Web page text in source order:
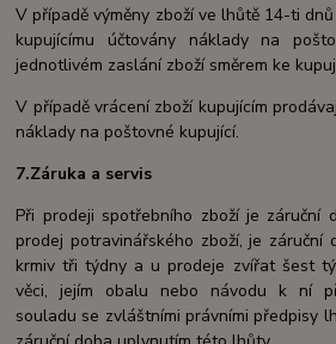
V případě výměny zboží ve lhůtě 14-ti
kupujícímu účtovány náklady na
jednotlivém zaslání zboží směrem ke
V případě vrácení zboží kupujícím
náklady na poštovné kupující.
7.Záruka a servis
Při prodeji spotřebního zboží je záruční
prodej potravinářského zboží, je záruční
krmiv tři týdny a u prodeje zvířat šest
věci, jejím obalu nebo návodu k ní
souladu se zvláštními právními předpisy